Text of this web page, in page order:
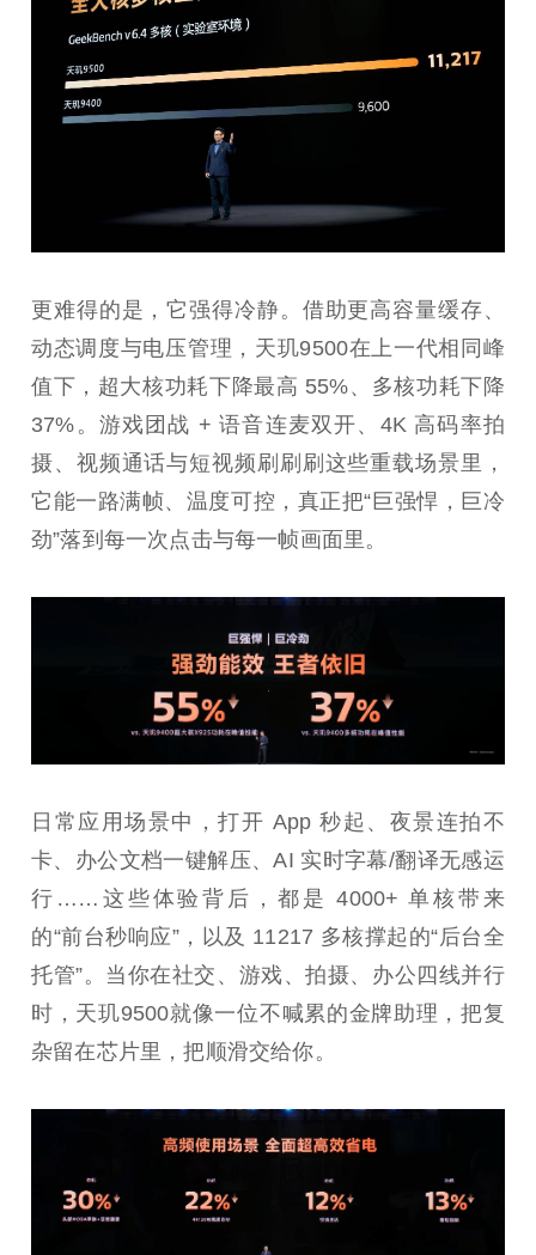
更难得的是，它强得冷静。借助更高容量缓存、
动态调度与电压管理，天玑9500在上一代相同峰
值下，超大核功耗下降最高 55%、多核功耗下降
37%。游戏团战 + 语音连麦双开、4K 高码率拍
摄、视频通话与短视频刷刷刷这些重载场景里，
它能一路满帧、温度可控，真正把“巨强悍，巨冷
劲”落到每一次点击与每一帧画面里。
日常应用场景中，打开 App 秒起、夜景连拍不
卡、办公文档一键解压、AI 实时字幕/翻译无感运
行……这些体验背后，都是 4000+ 单核带来
的“前台秒响应”，以及 11217 多核撑起的“后台全
托管”。当你在社交、游戏、拍摄、办公四线并行
时，天玑9500就像一位不喊累的金牌助理，把复
杂留在芯片里，把顺滑交给你。